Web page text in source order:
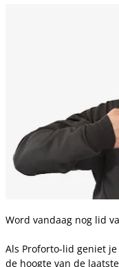
Word vandaag nog lid
Als Proforto-lid geniet
de hoogte van de